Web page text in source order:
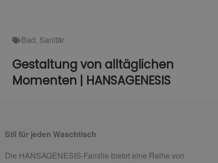
Bad, Sanitär
Gestaltung von alltäglichen
Momenten | HANSAGENESIS
Stil für jeden Waschtisch
Die HANSAGENESIS-Familie bietet eine Reihe von